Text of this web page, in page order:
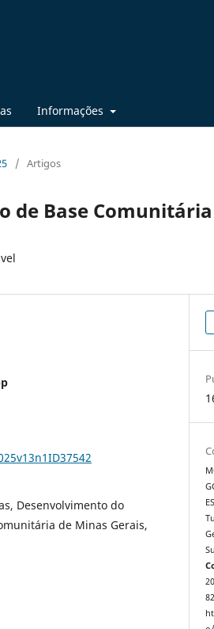
Informações
/ Artigos
de Base
Desenvolvimento do
de Minas Gerais,